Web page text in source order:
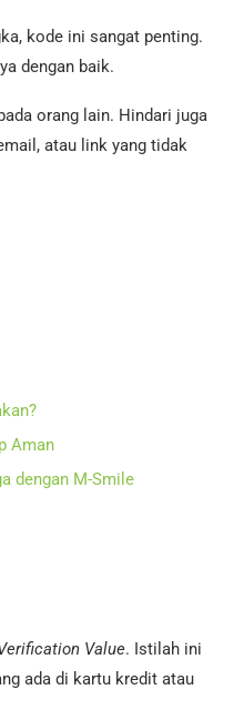
kode ini sangat penting.
dengan baik.
orang lain. Hindari juga
atau link yang tidak
Aman
dengan M-Smile
Value. Istilah ini
ada di kartu kredit atau